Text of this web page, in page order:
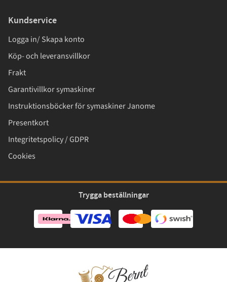
Kundservice
Logga in/ Skapa konto
Köp- och leveransvillkor
Frakt
Garantivillkor symaskiner
Instruktionsböcker för symaskiner Janome
Presentkort
Integritetspolicy / GDPR
Cookies
Trygga beställningar